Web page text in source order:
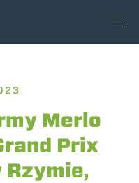
Merlo
Prix
Rzymie,